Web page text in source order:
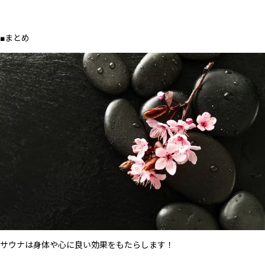
■まとめ
サウナは身体や心に良い効果をもたらします！